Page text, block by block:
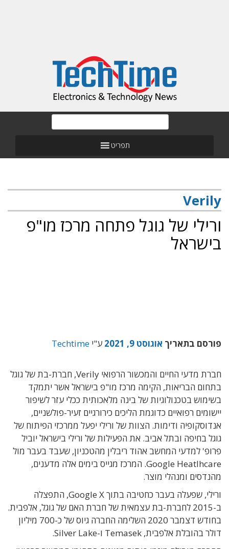
תפריט
Verily
ורילי של גוגל פתחה מרכז מו"פ
בישראל
פורסם בתאריך אוגוסט 9, 2021 ע"י Techtime
חברת מדעי החיים והמכשור הרפואי Verily, חברת-בת של גוגל
בתחום הבריאות, הקימה מרכז מו"פ בישראל אשר יתמקד
בשימוש בטכנולוגיות של בינה מלאכותית ככלי עזר לשיפור
יישומים רפואיים כדוגמת הליכים כירורגיים זעיר-פולשניים,
אנדוסקופיה ודימות. הצוות של ורילי יפעל ממרכזי הפיתוח של
גוגל בחיפה ובתל אביב. את הפעילות של ורילי בישראל יוביל
פרופ' למדעי המחשב אהוד ריבלין מהטכניון, שעבד בעבר מול
Google Heatlhcare. המרכז מגייס בימים אלה מדענים,
מהנדסים ומנהלי מוצר.
ורילי, שפעלה בעבר כחטיבה בתוך Google X, התפצלה
ב-2015 לחברת-בת עצמאית של חברת האם של גוגל, אלפבית.
בחודש דצמבר 2020 השלימה החברה גיוס של כ-700 מיליון
דולר בהובלת אלפבית, Temasek ו-Silver Lake.